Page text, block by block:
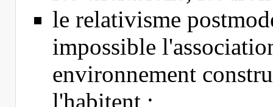
le relativisme
impossible
environnement
l'habitent ;